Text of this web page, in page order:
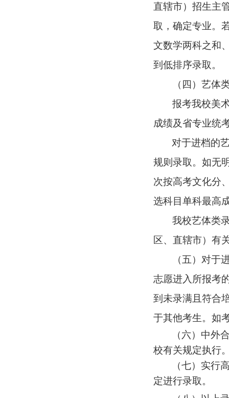
直辖市）招生主
取，确定专业。
文数学两科之和
到低排序录取。
（四）艺体
报考我校美
成绩及省专业统
对于进档的
规则录取。如无
次按高考文化分
选科目单科最高
我校艺体类
区、直辖市）有
（五）对于
志愿进入所报考
到未录满且符合
于其他考生。如
（六）中外
校有关规定执行
（七）实行
定进行录取。